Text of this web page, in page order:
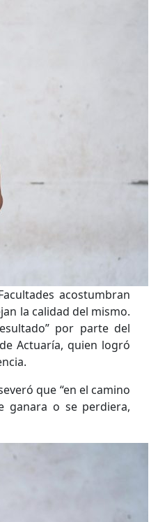
acostumbran
la calidad del mismo.
por parte del
Actuaría, quien logró
que “en el camino
ganara o se perdiera,